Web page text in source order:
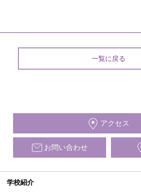
一覧に戻る
アクセス
お問い合わせ
学校紹介